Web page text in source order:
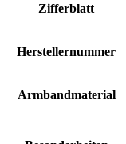
Zifferblatt
Herstellernummer
Armbandmaterial